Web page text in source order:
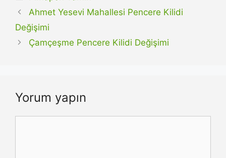
Ahmet Yesevi Mahallesi Pencere Kilidi
Değişimi
Çamçeşme Pencere Kilidi Değişimi
Yorum yapın